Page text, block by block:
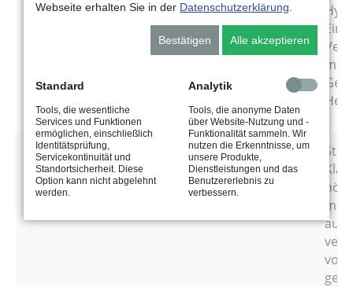
85W-90
mit
85W-140
mit
Webseite erhalten Sie in der Datenschutzerklärung
Bestätigen Alle akzeptieren
Standard
Tools, die wesentliche
Services und Funktionen
ermöglichen, einschließlich
Identitätsprüfung,
Servicekontinuität und
Standortsicherheit. Diese
Option kann nicht abgelehnt
werden.
Analytik
Tools, die anonyme Daten
über Website-Nutzung und -
Funktionalität sammeln. Wir
nutzen die Erkenntnisse, um
unsere Produkte,
Dienstleistungen und das
Benutzererlebnis zu
verbessern.